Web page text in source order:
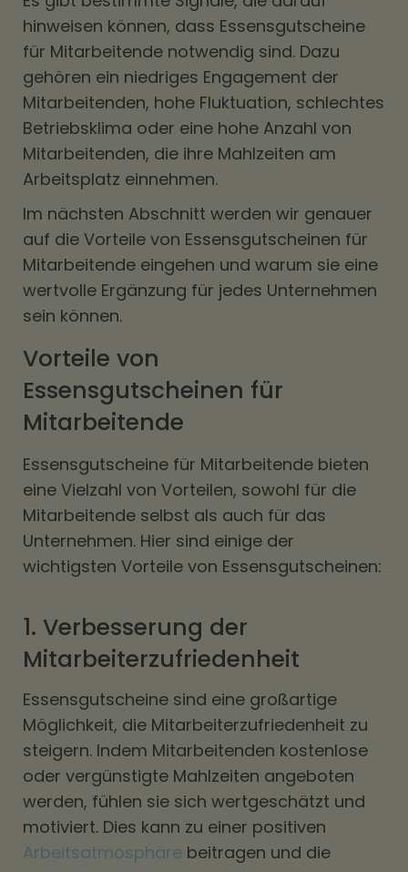
hinweisen können, dass Essensgutscheine
für Mitarbeitende notwendig sind. Dazu
gehören ein niedriges Engagement der
Mitarbeitenden, hohe Fluktuation, schlechtes
Betriebsklima oder eine hohe Anzahl von
Mitarbeitenden, die ihre Mahlzeiten am
Arbeitsplatz einnehmen.
Im nächsten Abschnitt werden wir genauer
auf die Vorteile von Essensgutscheinen für
Mitarbeitende eingehen und warum sie eine
wertvolle Ergänzung für jedes Unternehmen
sein können.
Vorteile von
Essensgutscheinen für
Mitarbeitende
Essensgutscheine für Mitarbeitende bieten
eine Vielzahl von Vorteilen, sowohl für die
Mitarbeitende selbst als auch für das
Unternehmen. Hier sind einige der
wichtigsten Vorteile von Essensgutscheinen:
1. Verbesserung der
Mitarbeiterzufriedenheit
Essensgutscheine sind eine großartige
Möglichkeit, die Mitarbeiterzufriedenheit zu
steigern. Indem Mitarbeitenden kostenlose
oder vergünstigte Mahlzeiten angeboten
werden, fühlen sie sich wertgeschätzt und
motiviert. Dies kann zu einer positiven
Arbeitsatmosphäre beitragen und die